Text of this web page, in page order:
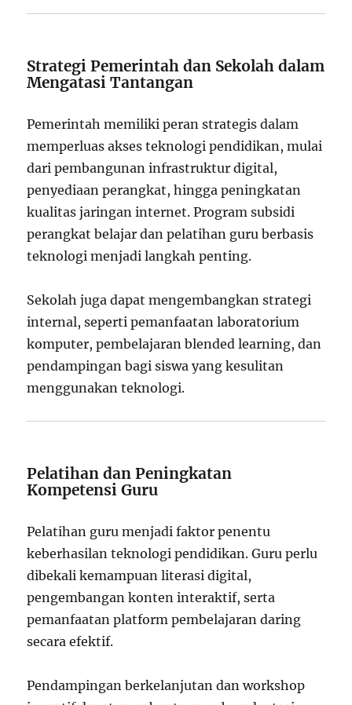
Strategi Pemerintah dan Sekolah dalam
Mengatasi Tantangan
Pemerintah memiliki peran strategis dalam
memperluas akses teknologi pendidikan, mulai
dari pembangunan infrastruktur digital,
penyediaan perangkat, hingga peningkatan
kualitas jaringan internet. Program subsidi
perangkat belajar dan pelatihan guru berbasis
teknologi menjadi langkah penting.
Sekolah juga dapat mengembangkan strategi
internal, seperti pemanfaatan laboratorium
komputer, pembelajaran blended learning, dan
pendampingan bagi siswa yang kesulitan
menggunakan teknologi.
Pelatihan dan Peningkatan
Kompetensi Guru
Pelatihan guru menjadi faktor penentu
keberhasilan teknologi pendidikan. Guru perlu
dibekali kemampuan literasi digital,
pengembangan konten interaktif, serta
pemanfaatan platform pembelajaran daring
secara efektif.
Pendampingan berkelanjutan dan workshop